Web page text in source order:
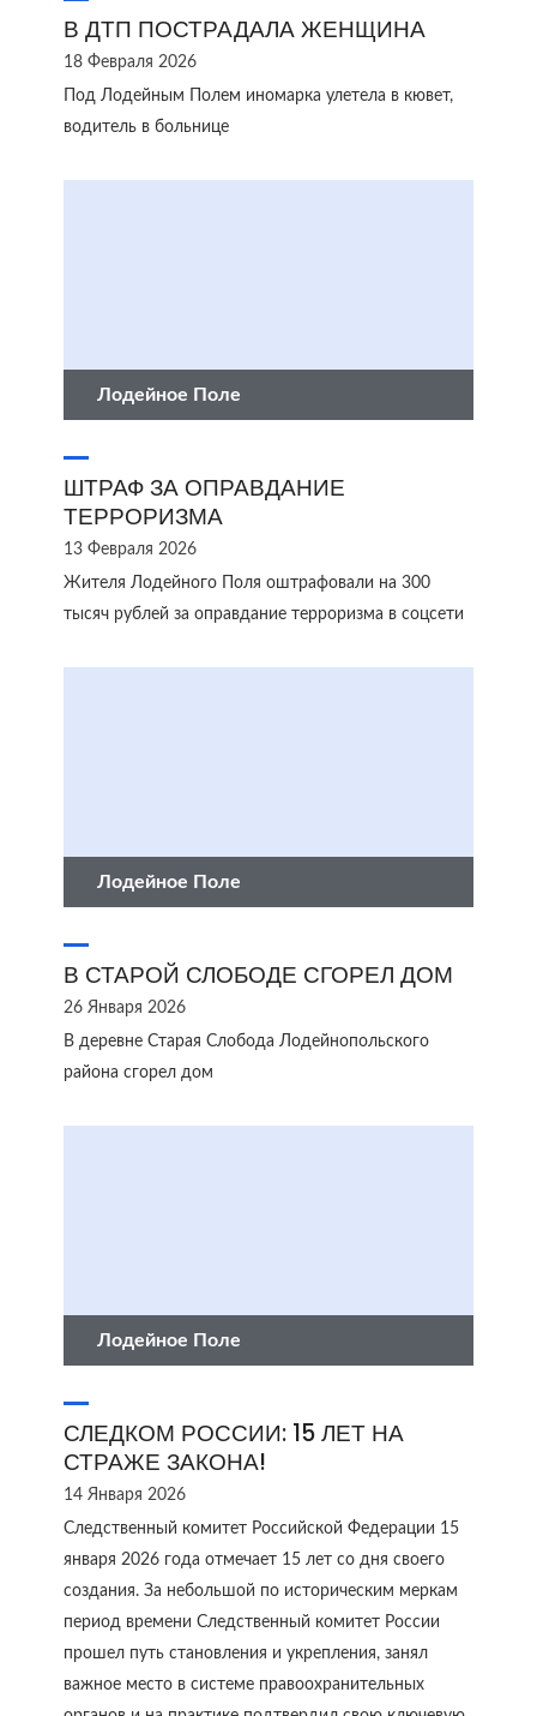
В ДТП ПОСТРАДАЛА ЖЕНЩИНА
18 Февраля 2026
Под Лодейным Полем иномарка улетела в кювет,
водитель в больнице
Лодейное Поле
ШТРАФ ЗА ОПРАВДАНИЕ
ТЕРРОРИЗМА
13 Февраля 2026
Жителя Лодейного Поля оштрафовали на 300
тысяч рублей за оправдание терроризма в соцсети
Лодейное Поле
В СТАРОЙ СЛОБОДЕ СГОРЕЛ ДОМ
26 Января 2026
В деревне Старая Слобода Лодейнопольского
района сгорел дом
Лодейное Поле
СЛЕДКОМ РОССИИ: 15 ЛЕТ НА
СТРАЖЕ ЗАКОНА!
14 Января 2026
Следственный комитет Российской Федерации 15
января 2026 года отмечает 15 лет со дня своего
создания. За небольшой по историческим меркам
период времени Следственный комитет России
прошел путь становления и укрепления, занял
важное место в системе правоохранительных